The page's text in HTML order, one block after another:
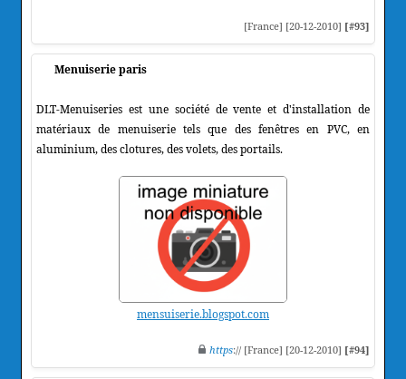
[France] [20-12-2010] [#93]
Menuiserie paris
DLT-Menuiseries est une société de vente et d'installation de
matériaux de menuiserie tels que des fenêtres en PVC, en
aluminium, des clotures, des volets, des portails.
mensuiserie.blogspot.com
https:// [France] [20-12-2010] [#94]